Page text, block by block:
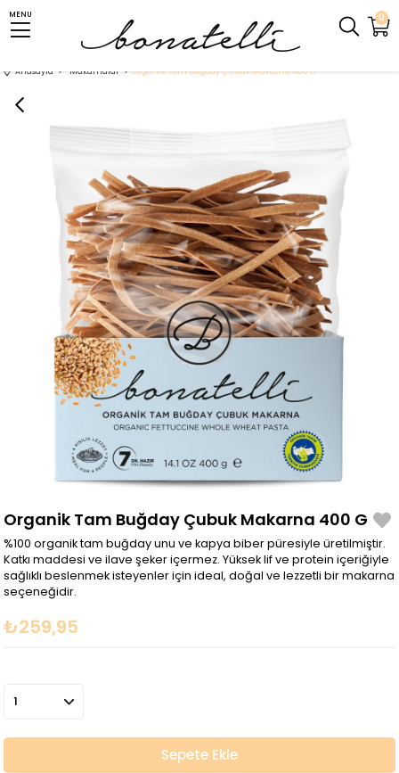
0
MENU
Anasayfa Makarnalar Organik Tam Buğday Çubuk Makarna 400 G
Organik Tam Buğday Çubuk Makarna 400 G
%100 organik tam buğday unu ve kapya biber püresiyle üretilmiştir.
Katkı maddesi ve ilave şeker içermez. Yüksek lif ve protein içeriğiyle
sağlıklı beslenmek isteyenler için ideal, doğal ve lezzetli bir makarna
seçeneğidir.
₺259,95